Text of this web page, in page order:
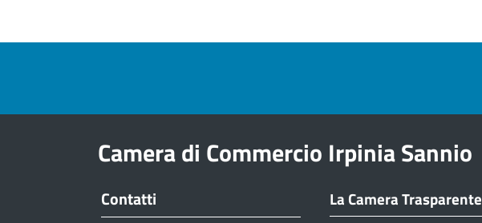
Camera di Commercio Irpinia Sannio
Contatti La Camera Trasparente